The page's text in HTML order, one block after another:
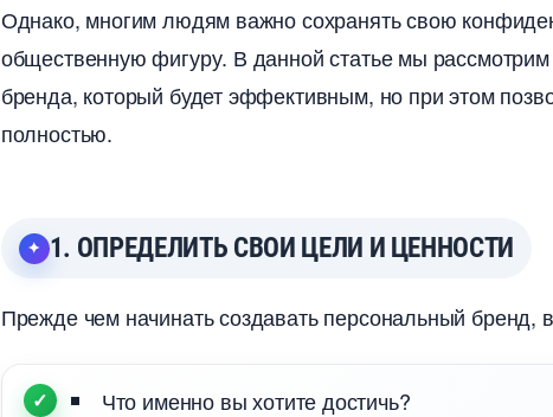
Однако, многим людям важно сохранять свою
общественную фигуру. В данной статье мы
ренда, который будет эффективным, но при этом
полностью.
1. ОПРЕДЕЛИТЬ СВОИ ЦЕЛИ И ЦЕННОСТИ
Прежде чем начинать создавать персональный бренд,
Что именно вы хотите достичь?